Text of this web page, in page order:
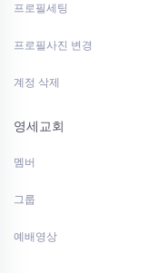
프로필세팅
프로필사진 변경
계정 삭제
영세교회
멤버
그룹
예배영상